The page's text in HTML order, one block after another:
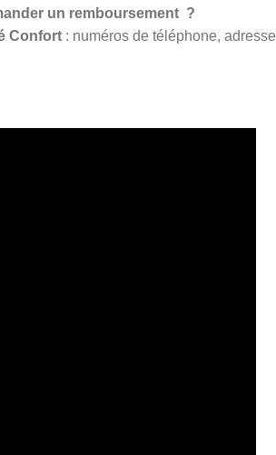
un remboursement ?
Confort : numéros de téléphone, adresse